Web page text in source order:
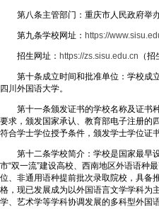
第八条主管部门：重庆市人民政府举
第九条学校网址： https://
招生网址： https://zs.sisu.edu.cn （
第十条成立时间和批准单位：学校成
四川外国语大学。
第十一条颁发证书的学校名称及证书
要求，颁发国家承认、教育部电子注册的
符合学士学位授予条件，颁发学士学位证书
第十二条学校简介：学校是国家最早
市“双一流”建设高校、西南地区外语语种
位、非通用语种提前批次录取院校，具备
格，现已发展成为以外国语言文学学科为
学、艺术学等学科协调发展的多科型外国语